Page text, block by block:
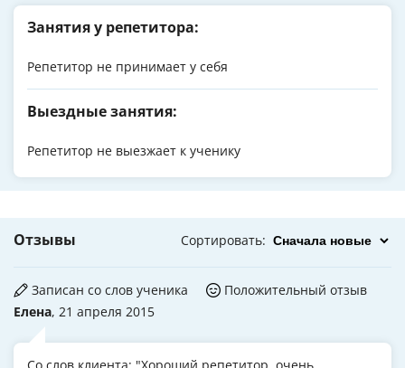
Занятия у репетитора:
Репетитор не принимает у себя
Выездные занятия:
Репетитор не выезжает к ученику
Отзывы Сортировать:
Елена, 21 апреля 2015
Записан со слов ученика Положительный отзыв